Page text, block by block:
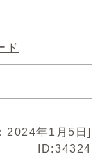
ド
2024年1月5日]
ID:34324